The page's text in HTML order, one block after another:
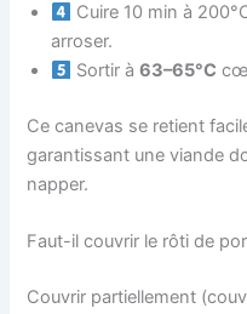
Cuire 10 min à
arroser.
Sortir à63–65°C
Ce canevas se retient
garantissant une viande
napper.
Faut-il couvrir le rôti de
Couvrir partiellement